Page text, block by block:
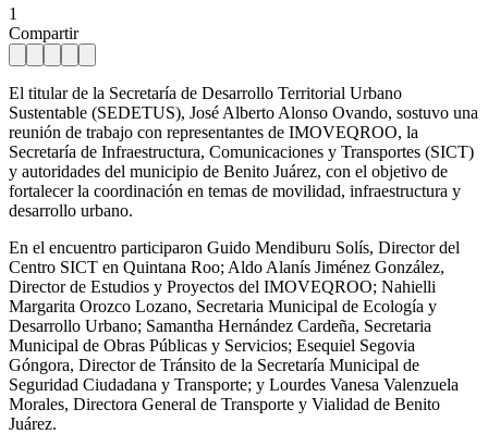
1
Compartir
El titular de la Secretaría de Desarrollo Territorial Urbano
Sustentable (SEDETUS), José Alberto Alonso Ovando, sostuvo una
reunión de trabajo con representantes de IMOVEQROO, la
Secretaría de Infraestructura, Comunicaciones y Transportes (SICT)
y autoridades del municipio de Benito Juárez, con el objetivo de
fortalecer la coordinación en temas de movilidad, infraestructura y
desarrollo urbano.
En el encuentro participaron Guido Mendiburu Solís, Director del
Centro SICT en Quintana Roo; Aldo Alanís Jiménez González,
Director de Estudios y Proyectos del IMOVEQROO; Nahielli
Margarita Orozco Lozano, Secretaria Municipal de Ecología y
Desarrollo Urbano; Samantha Hernández Cardeña, Secretaria
Municipal de Obras Públicas y Servicios; Esequiel Segovia
Góngora, Director de Tránsito de la Secretaría Municipal de
Seguridad Ciudadana y Transporte; y Lourdes Vanesa Valenzuela
Morales, Directora General de Transporte y Vialidad de Benito
Juárez.